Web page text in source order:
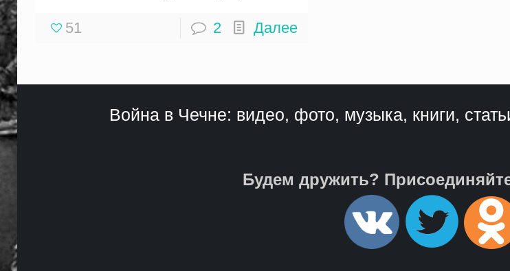
51 2 Далее
Война в Чечне: видео, фото, музыка, книги,
Будем дружить?